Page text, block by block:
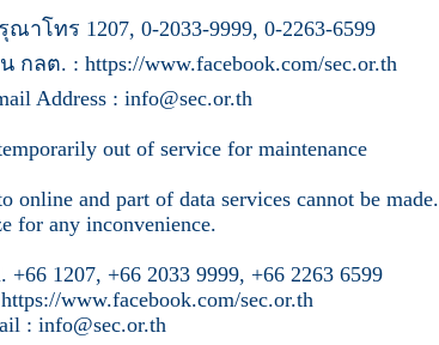
โทร 1207, 0-2033-9999, 0-2263-6599
ลต. : https://www.facebook.com/sec.or.th
Address : info@sec.or.th
out of service for maintenance
online and part of data services cannot be made.
for any inconvenience.
+66 1207, +66 2033 9999, +66 2263 6599
www.facebook.com/sec.or.th
: info@sec.or.th